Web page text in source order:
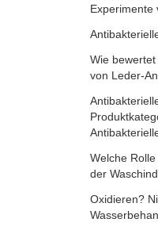
Experimente
Wie
von Leder-
Welche
der
Oxidieren?